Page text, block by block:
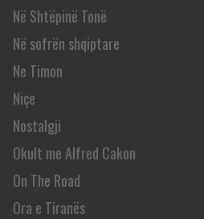
Në Shtëpinë Tonë
Në sofrën shqiptare
Ne Timon
Niçe
Nostalgji
Okult me Alfred Cakon
On The Road
Ora e Tiranës